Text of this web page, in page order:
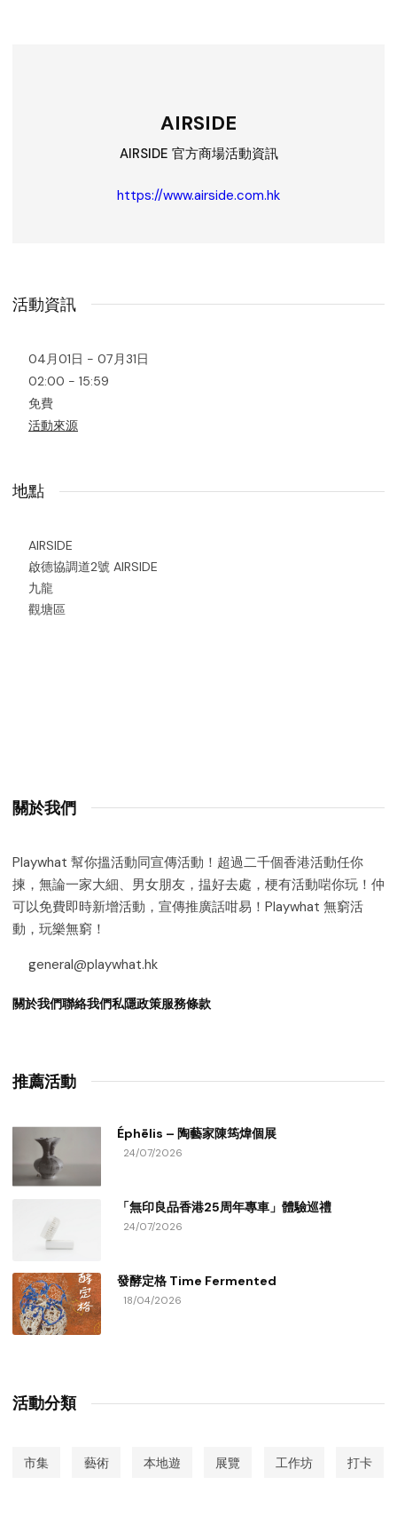
AIRSIDE
AIRSIDE 官方商場活動資訊
https://www.airside.com.hk
活動資訊
04月01日 - 07月31日
02:00 - 15:59
免費
活動來源
地點
AIRSIDE
啟德協調道2號 AIRSIDE
九龍
觀塘區
關於我們
Playwhat 幫你搵活動同宣傳活動！超過二千個香港活動任你
揀，無論一家大細、男女朋友，揾好去處，梗有活動啱你玩！仲
可以免費即時新增活動，宣傳推廣話咁易！Playwhat 無窮活
動，玩樂無窮！
general@playwhat.hk
關於我們聯絡我們私隱政策服務條款
推薦活動
Éphēlis – 陶藝家陳筠煒個展
24/07/2026
「無印良品香港25周年專車」體驗巡禮
24/07/2026
發酵定格 Time Fermented
18/04/2026
活動分類
市集 藝術 本地遊 展覽 工作坊 打卡